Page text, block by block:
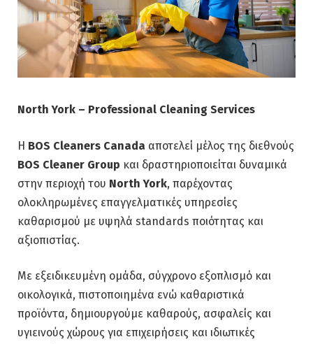
North York – Professional Cleaning Services
Η BOS Cleaners Canada αποτελεί μέλος της διεθνούς
BOS Cleaner Group και δραστηριοποιείται δυναμικά
στην περιοχή του North York, παρέχοντας
ολοκληρωμένες επαγγελματικές υπηρεσίες
καθαρισμού με υψηλά standards ποιότητας και
αξιοπιστίας.
Με εξειδικευμένη ομάδα, σύγχρονο εξοπλισμό και
οικολογικά, πιστοποιημένα ενώ καθαριστικά
προϊόντα, δημιουργούμε καθαρούς, ασφαλείς και
υγιεινούς χώρους για επιχειρήσεις και ιδιωτικές